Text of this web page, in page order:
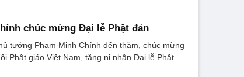
chúc mừng Đại lễ Phật đản
tướng Phạm Minh Chính đến thăm, chúc mừng
Phật giáo Việt Nam, tăng ni nhân Đại lễ Phật